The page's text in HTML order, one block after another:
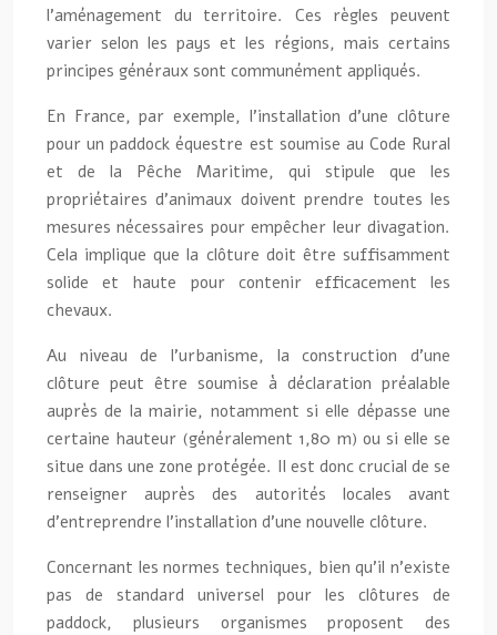
l’aménagement du territoire. Ces règles peuvent
varier selon les pays et les régions, mais certains
principes généraux sont communément appliqués.
En France, par exemple, l’installation d’une clôture
pour un paddock équestre est soumise au Code Rural
et de la Pêche Maritime, qui stipule que les
propriétaires d’animaux doivent prendre toutes les
mesures nécessaires pour empêcher leur divagation.
Cela implique que la clôture doit être suffisamment
solide et haute pour contenir efficacement les
chevaux.
Au niveau de l’urbanisme, la construction d’une
clôture peut être soumise à déclaration préalable
auprès de la mairie, notamment si elle dépasse une
certaine hauteur (généralement 1,80 m) ou si elle se
situe dans une zone protégée. Il est donc crucial de se
renseigner auprès des autorités locales avant
d’entreprendre l’installation d’une nouvelle clôture.
Concernant les normes techniques, bien qu’il n’existe
pas de standard universel pour les clôtures de
paddock, plusieurs organismes proposent des